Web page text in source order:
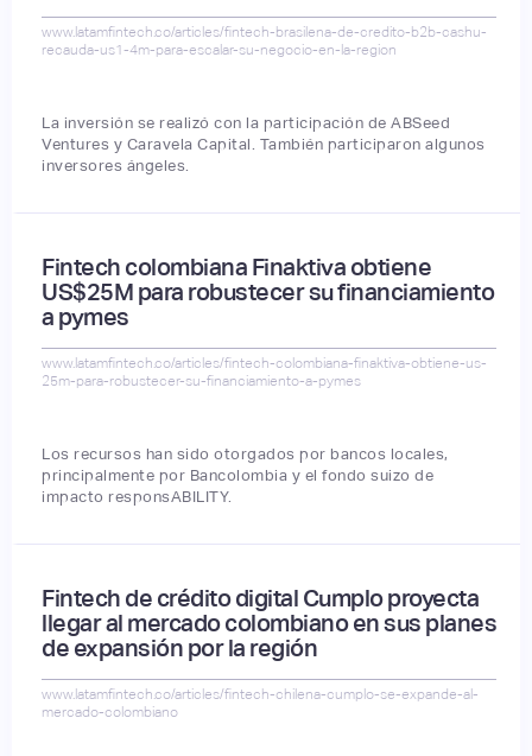
www.latamfintech.co/articles/fintech-brasilena-de-credito-b2b-cashu-
recauda-us1-4m-para-escalar-su-negocio-en-la-region
La inversión se realizó con la participación de ABSeed
Ventures y Caravela Capital. También participaron algunos
inversores ángeles.
Fintech colombiana Finaktiva obtiene
US$25M para robustecer su financiamiento
a pymes
www.latamfintech.co/articles/fintech-colombiana-finaktiva-obtiene-us-
25m-para-robustecer-su-financiamiento-a-pymes
Los recursos han sido otorgados por bancos locales,
principalmente por Bancolombia y el fondo suizo de
impacto responsABILITY.
Fintech de crédito digital Cumplo proyecta
llegar al mercado colombiano en sus planes
de expansión por la región
www.latamfintech.co/articles/fintech-chilena-cumplo-se-expande-al-
mercado-colombiano